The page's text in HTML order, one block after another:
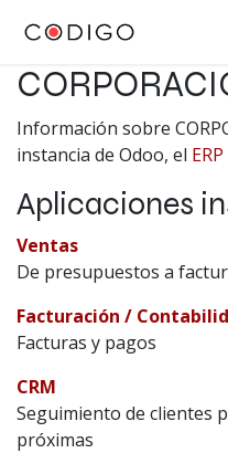
Información sobre
instancia de Odoo, el
Aplicaciones
Ventas
De presupuestos a
Facturación /
Facturas y pagos
CRM
Seguimiento de clientes
próximas